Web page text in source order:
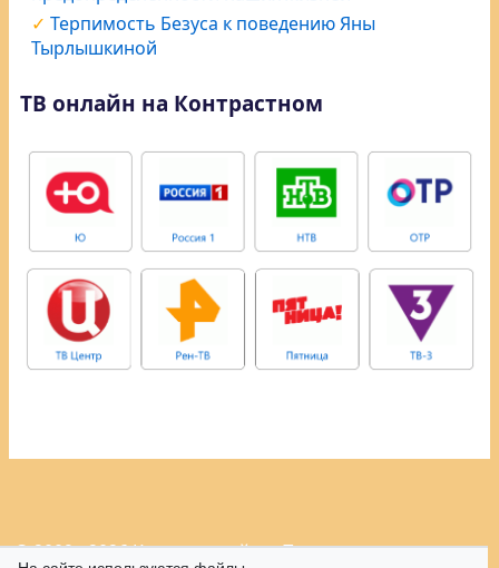
Терпимость Безуса к поведению Яны
Тырлышкиной
ТВ онлайн на Контрастном
© 2009 - 2026 Контрастный.ру.Политика